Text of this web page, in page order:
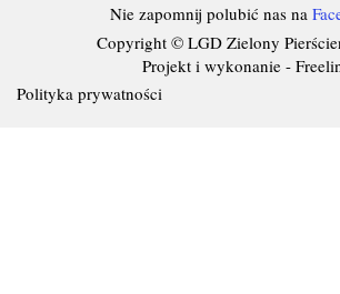
Nie zapomnij polubić nas na
Copyright © LGD Zielony
Projekt i wykonanie -
Polityka prywatności